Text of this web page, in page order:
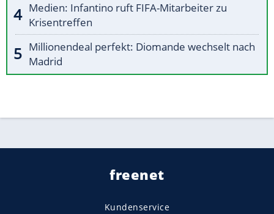
Medien: Infantino ruft FIFA-Mitarbeiter zu
Krisentreffen
Millionendeal perfekt: Diomande wechselt nach
Madrid
freenet
Kundenservice